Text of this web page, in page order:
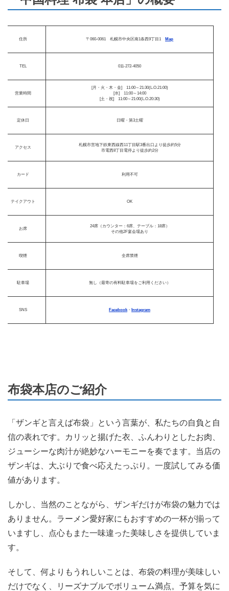
住所 〒060-0061 札幌市中央区南1条西9丁目1 Map
TEL 011-272-4050
営業時間
[月・火・木・金] 11:00～21:30(L.O.21:00)
[水] 11:00～14:00
[土・祝] 11:00～21:00(L.O.20:30)
定休日 日曜・第3土曜
アクセス
札幌市営地下鉄東西線西11丁目駅3番出口より徒歩約5分
市電西8丁目電停より徒歩約2分
カード 利用不可
テイクアウト OK
お席
24席（カウンター：6席、テーブル：18席）
その他2F宴会場あり
喫煙 全席禁煙
駐車場 無し（最寄の有料駐車場をご利用ください）
SNS Facebook・ Instagram
布袋本店のご紹介
「ザンギと言えば布袋」という言葉が、私たちの自負と自
信の表れです。カリッと揚げた衣、ふんわりとしたお肉、
ジューシーな肉汁が絶妙なハーモニーを奏でます。当店の
ザンギは、大ぶりで食べ応えたっぷり。一度試してみる価
値があります。
しかし、当然のことながら、ザンギだけが布袋の魅力では
ありません。ラーメン愛好家にもおすすめの一杯が揃って
いますし、点心もまた一味違った美味しさを提供していま
す。
そして、何よりもうれしいことは、布袋の料理が美味しい
だけでなく、リーズナブルでボリューム満点。予算を気に